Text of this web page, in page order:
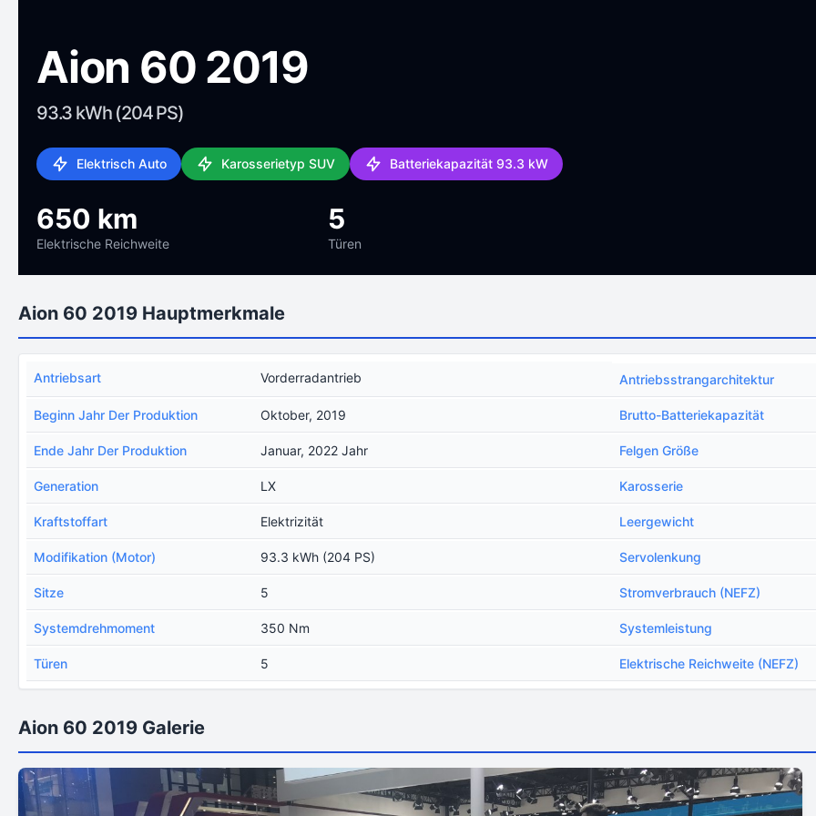
Aion 60 2019
93.3 kWh (204 PS)
Elektrisch Auto Karosserietyp SUV Batteriekapazität 93.3 kW
650 km
Elektrische Reichweite
5
Türen
Aion 60 2019 Hauptmerkmale
Antriebsart Vorderradantrieb Antriebsstrangarchitektur
Beginn Jahr Der Produktion Oktober, 2019 Brutto-Batteriekapazität
Ende Jahr Der Produktion Januar, 2022 Jahr Felgen Größe
Generation LX Karosserie
Kraftstoffart Elektrizität Leergewicht
Modifikation (Motor) 93.3 kWh (204 PS) Servolenkung
Sitze 5 Stromverbrauch (NEFZ)
Systemdrehmoment 350 Nm Systemleistung
Türen 5 Еlektrische Reichweite (NEFZ)
Aion 60 2019 Galerie